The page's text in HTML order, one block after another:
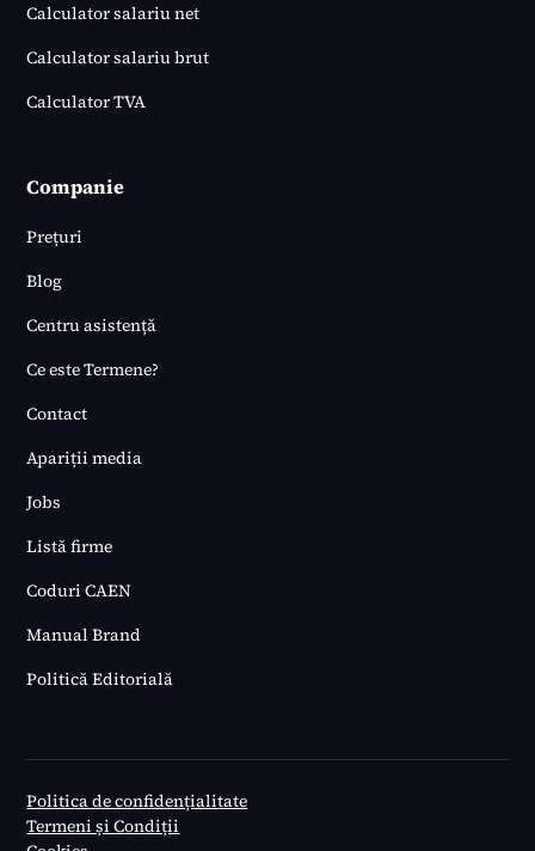
Calculator salariu net
Calculator salariu brut
Calculator TVA
Companie
Prețuri
Blog
Centru asistență
Ce este Termene?
Contact
Apariții media
Jobs
Listă firme
Coduri CAEN
Manual Brand
Politică Editorială
Politica de confidențialitate
Termeni și Condiții